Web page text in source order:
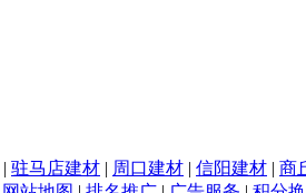
| 驻马店建材 | 周口建材 | 信阳建材 | 商